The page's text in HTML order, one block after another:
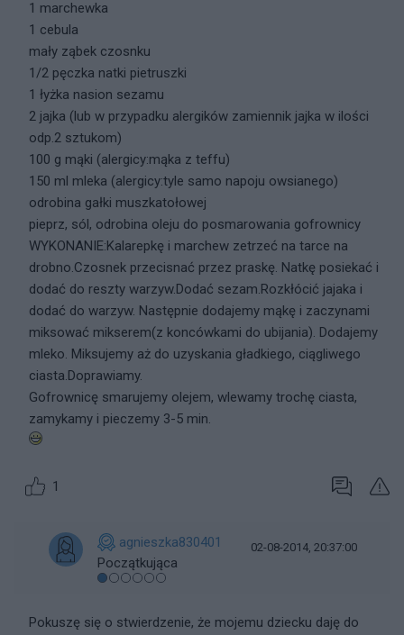
1 marchewka
1 cebula
mały ząbek czosnku
1/2 pęczka natki pietruszki
1 łyżka nasion sezamu
2 jajka (lub w przypadku alergików zamiennik jajka w ilości
odp.2 sztukom)
100 g mąki (alergicy:mąka z teffu)
150 ml mleka (alergicy:tyle samo napoju owsianego)
odrobina gałki muszkatołowej
pieprz, sól, odrobina oleju do posmarowania gofrownicy
WYKONANIE:Kalarepkę i marchew zetrzeć na tarce na
drobno.Czosnek przecisnać przez praskę. Natkę posiekać i
dodać do reszty warzyw.Dodać sezam.Rozkłócić jajaka i
dodać do warzyw. Następnie dodajemy mąkę i zaczynami
miksować mikserem(z koncówkami do ubijania). Dodajemy
mleko. Miksujemy aż do uzyskania gładkiego, ciągliwego
ciasta.Doprawiamy.
Gofrownicę smarujemy olejem, wlewamy trochę ciasta,
zamykamy i pieczemy 3-5 min.
1
agnieszka830401
Początkująca
02-08-2014, 20:37:00
Pokuszę się o stwierdzenie, że mojemu dziecku daję do